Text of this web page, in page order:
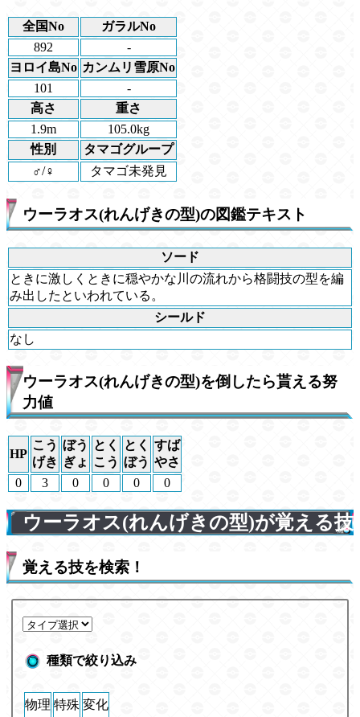
全国No
ガラルNo
892
-
ヨロイ島No カンムリ雪原No
101
-
高さ
重さ
1.9m
105.0kg
性別
タマゴグループ
♂/♀
タマゴ未発見
ウーラオス(れんげきの型)の図鑑テキスト
ソード
ときに激しくときに穏やかな川の流れから格闘技の型を編
み出したといわれている。
シールド
なし
ウーラオス(れんげきの型)を倒したら貰える努
力値
HP
こう
げき
ぼう
ぎょ
とく
こう
とく
ぼう
すば
やさ
0
3 0 0 0 0
ウーラオス(れんげきの型)が覚える技
覚える技を検索！
種類で絞り込み
物理 特殊 変化